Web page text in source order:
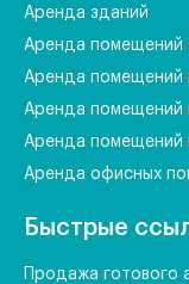
Аренда зданий
Аренда помещений
Аренда помещений
Аренда помещений
Аренда помещений
Аренда офисных
Быстрые
Продажа готового